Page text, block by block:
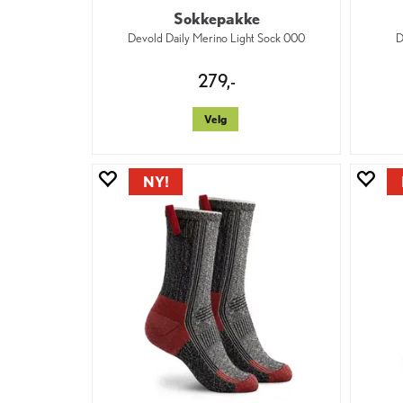
Sokkepakke
Devold Daily Merino Light Sock 000
279,-
Velg